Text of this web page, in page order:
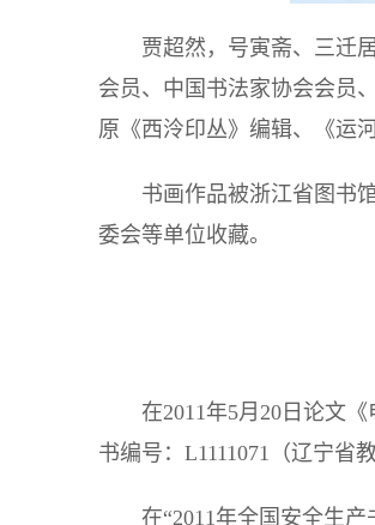
贾超然，号寅斋、三迁
会员、中国书法家协会会员
原《西泠印丛》编辑、《运
书画作品被浙江省图书
委会等单位收藏。
在2011年5月20日论文
书编号：L1111071（辽宁省
在“2011年全国安全生